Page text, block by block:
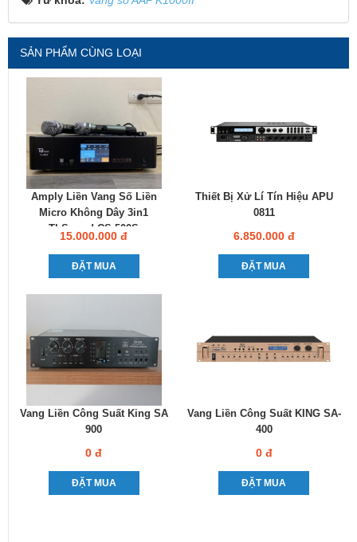
SẢN PHẨM CÙNG LOẠI
Amply Liền Vang Số Liền
Micro Không Dây 3in1
TbSound CS-500S
15.000.000 đ
ĐẶT MUA
Thiết Bị Xử Lí Tín Hiệu APU
0811
6.850.000 đ
ĐẶT MUA
Vang Liền Công Suất King SA
900
0 đ
ĐẶT MUA
Vang Liền Công Suất KING SA-
400
0 đ
ĐẶT MUA